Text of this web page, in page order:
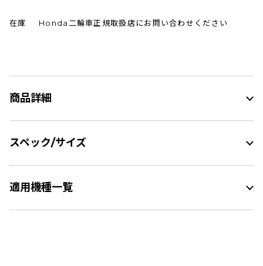
在庫 Honda二輪車正規取扱店にお問い合わせください
商品詳細
スペック/サイズ
適用機種一覧